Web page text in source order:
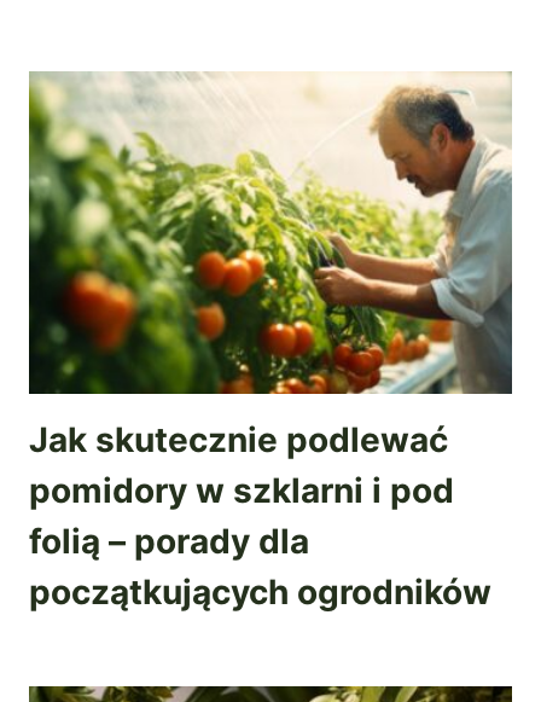
Jak skutecznie podlewać
pomidory w szklarni i pod
folią – porady dla
początkujących ogrodników